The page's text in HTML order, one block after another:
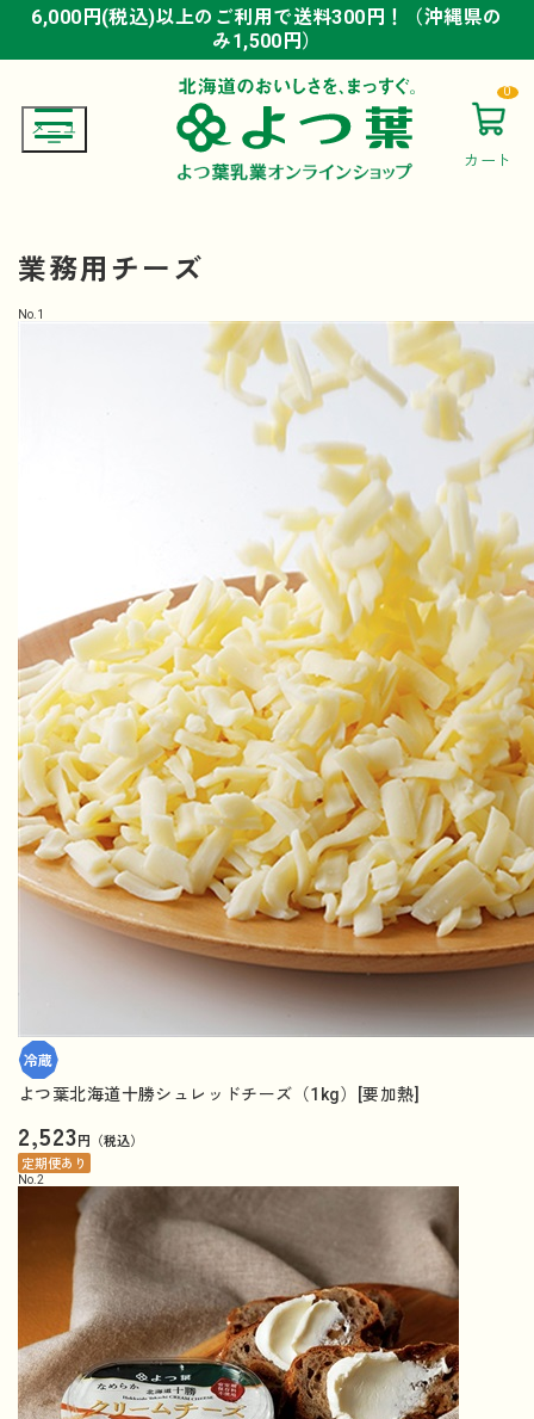
6,000円(税込)以上のご利用で送料300円！（沖縄県の
み1,500円）
6,000円(税込)以上のご利用で送料300円！（沖縄県の
み1,500円）
6,000円(税込)以上のご利用で送料300円！（沖縄県の
み1,500円）
カート
0
業務用チーズ
No. 1
よつ葉北海道十勝シュレッドチーズ（1kg）[要加熱]
2,523円（税込）
定期便あり
No. 2